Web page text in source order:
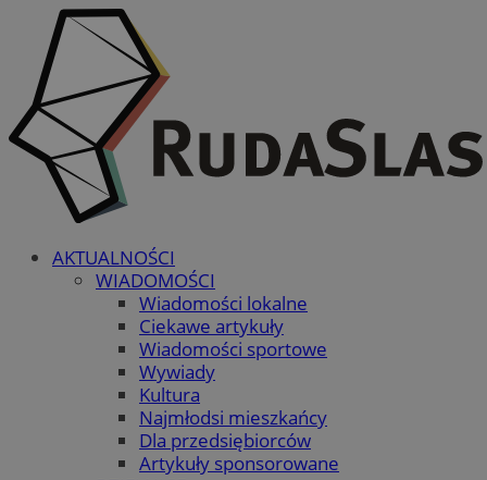
AKTUALNOŚCI
WIADOMOŚCI
Wiadomości lokalne
Ciekawe artykuły
Wiadomości sportowe
Wywiady
Kultura
Najmłodsi mieszkańcy
Dla przedsiębiorców
Artykuły sponsorowane